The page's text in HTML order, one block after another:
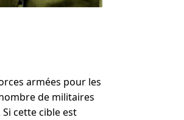
armées pour les
de militaires
cette cible est